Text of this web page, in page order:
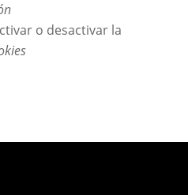
o desactivar la